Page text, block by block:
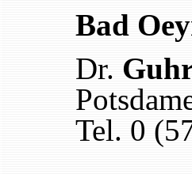
Bad
Dr.
Tel. 0